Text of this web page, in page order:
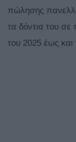
πώλησης
τα δόντια του σε
του 2025 έως